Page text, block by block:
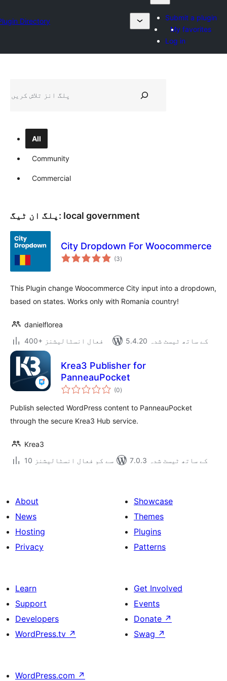
Directory
Submit a plugin
My favorites
Log in
All
Community
Commercial
پلگ ان ٹیگ: local government
City Dropdown For Woocommerce
(3مجموعی
درجہ
)
This Plugin change Woocommerce City input into a dropdown,
based on states. Works only with Romania country!
danielflorea
400+ فعال انسٹالیشنز
5.4.20 کے ساتھ ٹیسٹ شدہ
Krea3 Publisher for
PanneauPocket
(0مجموعی
درجہ
)
Publish selected WordPress content to PanneauPocket
through the secure Krea3 Hub service.
Krea3
10 سے کم فعال انسٹالیشنز
7.0.3 کے ساتھ ٹیسٹ شدہ
About
News
Hosting
Privacy
Showcase
Themes
Plugins
Patterns
Learn
Support
Developers
WordPress.tv ↗
Get Involved
Events
Donate ↗
Swag ↗
WordPress.com ↗